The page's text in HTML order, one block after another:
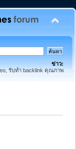
ข่าว:
รับทำ backlink คุณภาพ